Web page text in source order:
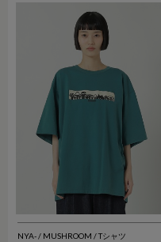
NYA- / MUSHROOM / Tシャツ